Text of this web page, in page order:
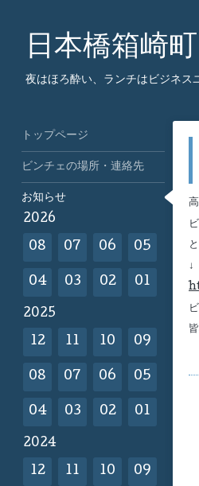
日本橋箱崎
夜はほろ酔い、ランチはビジネス
↓
トップページ
ビンチェの場所・連絡先
お知らせ
2026
08 07 06 05
04 03 02 01
2025
12 11 10 09
08 07 06 05
04 03 02 01
2024
12 11 10 09